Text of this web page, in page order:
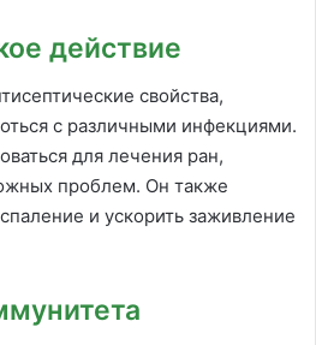
действие
свойства,
с различными инфекциями.
для лечения ран,
проблем. Он также
и ускорить заживление